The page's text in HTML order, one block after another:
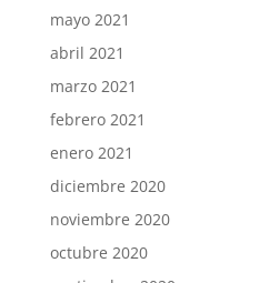
mayo 2021
abril 2021
marzo 2021
febrero 2021
enero 2021
diciembre 2020
noviembre 2020
octubre 2020